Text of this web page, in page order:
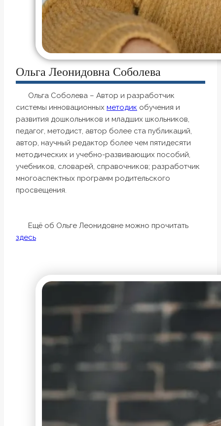
Ольга Леонидовна Соболева
Ольга Соболева – Автор и разработчик
системы инновационных методик обучения и
развития дошкольников и младших школьников,
педагог, методист, автор более ста публикаций,
автор, научный редактор более чем пятидесяти
методических и учебно-развивающих пособий,
учебников, словарей, справочников; разработчик
многоаспектных программ родительского
просвещения.
Ещё об Ольге Леонидовне можно прочитать
здесь